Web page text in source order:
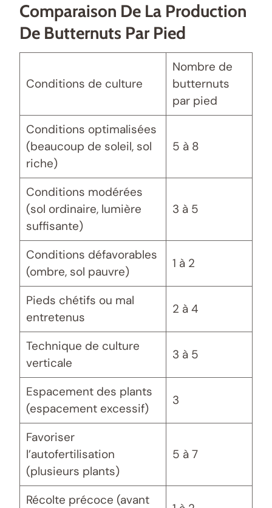
Comparaison De La Production
De Butternuts Par Pied
Conditions de culture
Nombre de
butternuts
par pied
Conditions optimalisées
(beaucoup de soleil, sol
riche)
5 à 8
Conditions modérées
(sol ordinaire, lumière
suffisante)
3 à 5
Conditions défavorables
(ombre, sol pauvre)
1 à 2
Pieds chétifs ou mal
entretenus
2 à 4
Technique de culture
verticale
3 à 5
Espacement des plants
(espacement excessif)
3
Favoriser
l’autofertilisation
(plusieurs plants)
5 à 7
Récolte précoce (avant